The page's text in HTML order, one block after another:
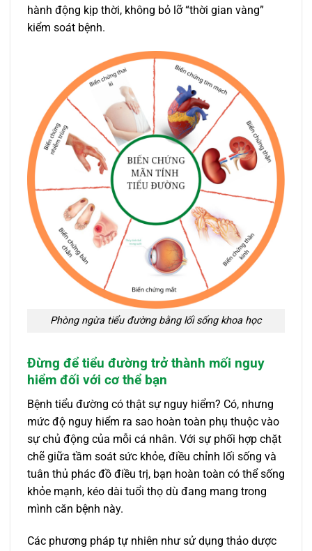
hành động kịp thời, không bỏ lỡ “thời gian vàng”
kiểm soát bệnh.
Phòng ngừa tiểu đường bằng lối sống khoa học
Đừng để tiểu đường trở thành mối nguy
hiểm đối với cơ thể bạn
Bệnh tiểu đường có thật sự nguy hiểm? Có, nhưng
mức độ nguy hiểm ra sao hoàn toàn phụ thuộc vào
sự chủ động của mỗi cá nhân. Với sự phối hợp chặt
chẽ giữa tầm soát sức khỏe, điều chỉnh lối sống và
tuân thủ phác đồ điều trị, bạn hoàn toàn có thể sống
khỏe mạnh, kéo dài tuổi thọ dù đang mang trong
mình căn bệnh này.
Các phương pháp tự nhiên như sử dụng thảo dược